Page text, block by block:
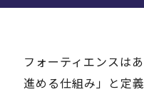
Expert
フォーティエンスは
進める仕組み」と定